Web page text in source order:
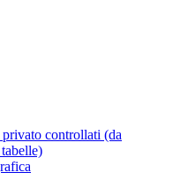
controllati (da